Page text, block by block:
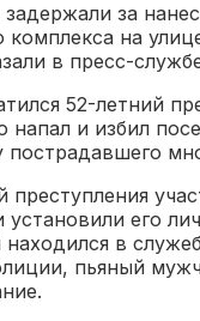
за
комплекса на
в пресс-
52-летний
и избил
пострадавшего
преступления
его
в
пьяный